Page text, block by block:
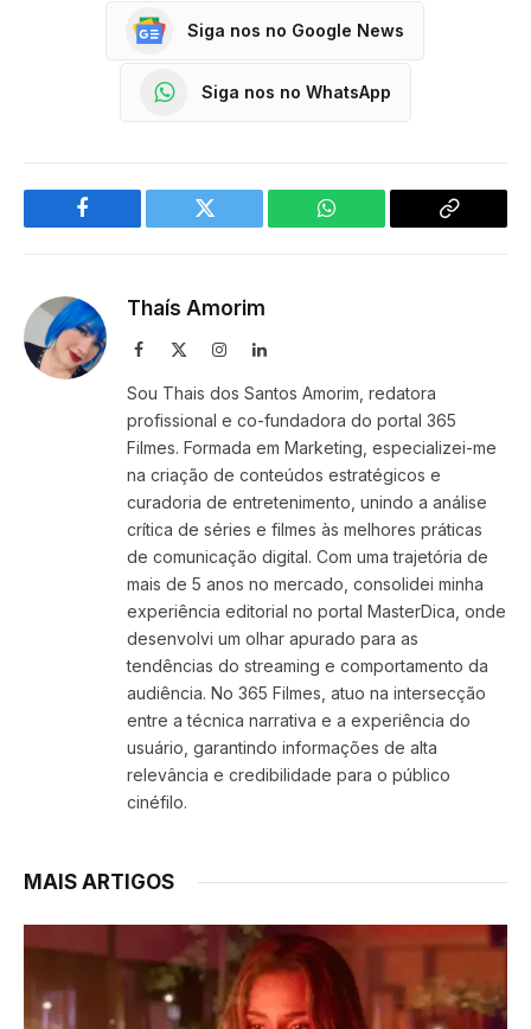
Siga nos no Google News
Siga nos no WhatsApp
Facebook Twitter WhatsApp
Copy
Thaís Amorim
Facebook InstagramLinkedIn
Sou Thais dos Santos Amorim, redatora
profissional e co-fundadora do portal 365
Filmes. Formada em Marketing, especializei-me
na criação de conteúdos estratégicos e
curadoria de entretenimento, unindo a análise
crítica de séries e filmes às melhores práticas
de comunicação digital. Com uma trajetória de
mais de 5 anos no mercado, consolidei minha
experiência editorial no portal MasterDica, onde
desenvolvi um olhar apurado para as
tendências do streaming e comportamento da
audiência. No 365 Filmes, atuo na intersecção
entre a técnica narrativa e a experiência do
usuário, garantindo informações de alta
relevância e credibilidade para o público
cinéfilo.
MAIS ARTIGOS